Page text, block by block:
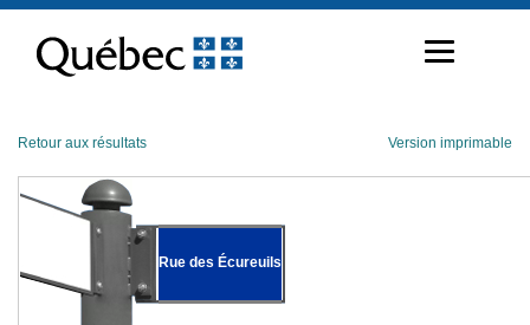
contenu
Retour aux résultats Version imprimable
Rue des Écureuils